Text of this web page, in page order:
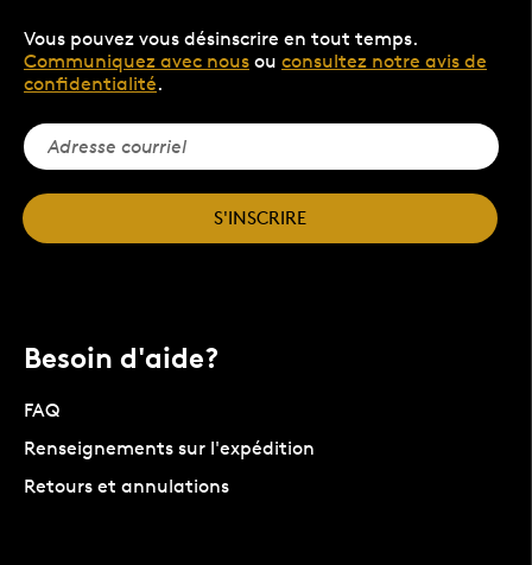
Vous pouvez vous désinscrire en tout temps.
Communiquez avec nous ou consultez notre avis de
confidentialité.
S'INSCRIRE
Besoin d'aide?
FAQ
Renseignements sur l'expédition
Retours et annulations